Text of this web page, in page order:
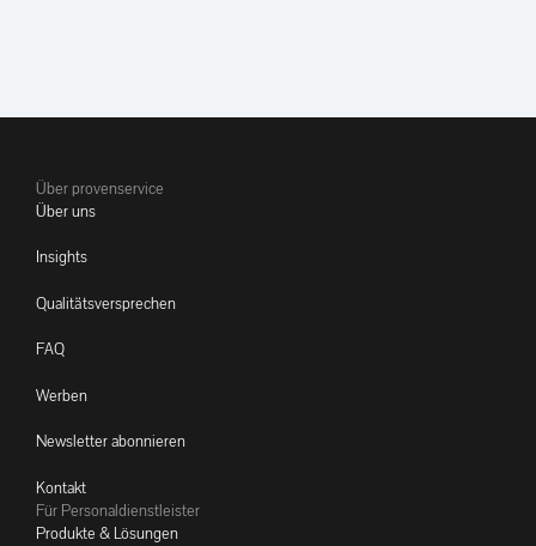
Über provenservice
Über uns
Insights
Qualitätsversprechen
FAQ
Werben
Newsletter abonnieren
Kontakt
Für Personaldienstleister
Produkte & Lösungen